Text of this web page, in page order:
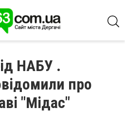
НАБУ .
про
"Мідас"